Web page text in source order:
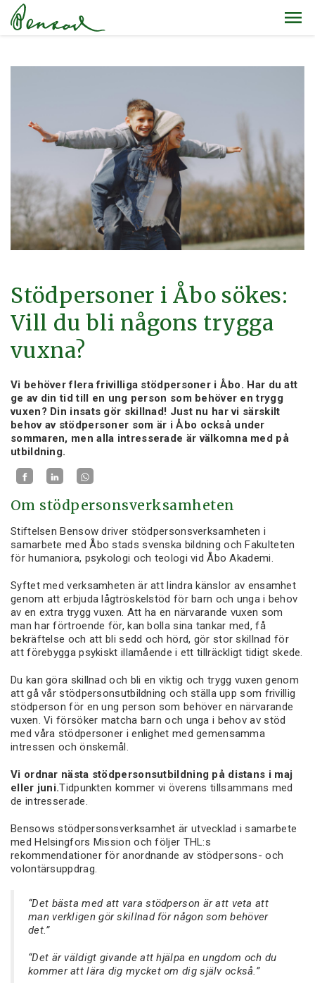
Stödpersoner i Åbo sökes:
Vill du bli någons trygga
vuxna?
Vi behöver flera frivilliga stödpersoner i Åbo. Har du att
ge av din tid till en ung person som behöver en trygg
vuxen? Din insats gör skillnad! Just nu har vi särskilt
behov av stödpersoner som är i Åbo också under
sommaren, men alla intresserade är välkomna med på
utbildning.
Om stödpersonsverksamheten
Stiftelsen Bensow driver stödpersonsverksamheten i
samarbete med Åbo stads svenska bildning och Fakulteten
för humaniora, psykologi och teologi vid Åbo Akademi.
Syftet med verksamheten är att lindra känslor av ensamhet
genom att erbjuda lågtröskelstöd för barn och unga i behov
av en extra trygg vuxen. Att ha en närvarande vuxen som
man har förtroende för, kan bolla sina tankar med, få
bekräftelse och att bli sedd och hörd, gör stor skillnad för
att förebygga psykiskt illamående i ett tillräckligt tidigt skede.
Du kan göra skillnad och bli en viktig och trygg vuxen genom
att gå vår stödpersonsutbildning och ställa upp som frivillig
stödperson för en ung person som behöver en närvarande
vuxen. Vi försöker matcha barn och unga i behov av stöd
med våra stödpersoner i enlighet med gemensamma
intressen och önskemål.
Vi ordnar nästa stödpersonsutbildning på distans i maj
eller juni.Tidpunkten kommer vi överens tillsammans med
de intresserade.
Bensows stödpersonsverksamhet är utvecklad i samarbete
med Helsingfors Mission och följer THL:s
rekommendationer för anordnande av stödpersons- och
volontärsuppdrag.
“Det bästa med att vara stödperson är att veta att
man verkligen gör skillnad för någon som behöver
det.”
“Det är väldigt givande att hjälpa en ungdom och du
kommer att lära dig mycket om dig själv också.”